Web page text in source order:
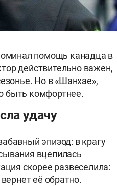
помощь канадца в
действительно важен,
Но в «Шанхае»,
быть комфортнее.
удачу
эпизод: в крагу
вцепилась
скорее развеселила:
её обратно.